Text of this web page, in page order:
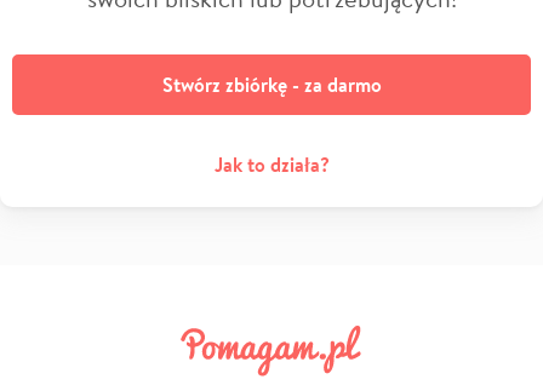
Stwórz zbiórkę - za darmo
Jak to działa?